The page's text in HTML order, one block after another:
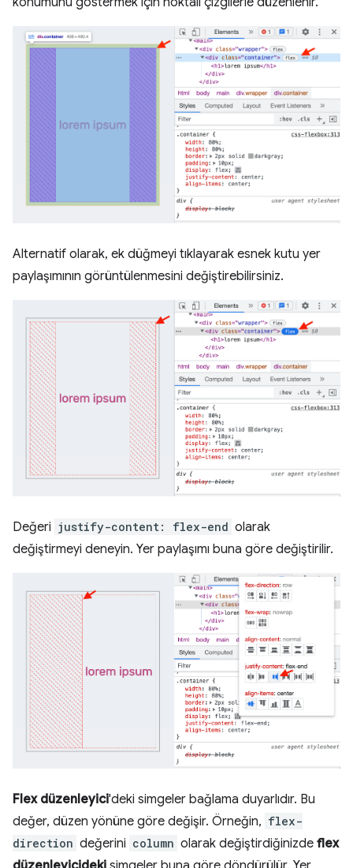
Alternatif olarak, ek düğmeyi tıklayarak esnek kutu yer
paylaşımının görüntülenmesini değiştirebilirsiniz.
Değeri justify-content: flex-end olarak
değiştirmeyi deneyin. Yer paylaşımı buna göre değiştirilir.
Flex düzenleyici'deki simgeler bağlama duyarlıdır. Bu
değer, düzen yönüne göre değişir. Örneğin, flex-
direction değerini column olarak değiştirdiğinizde flex